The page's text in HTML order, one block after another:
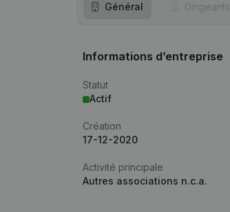
Général Dirigeants
Informations d’entreprise
Statut
Actif
Création
17-12-2020
Activité principale
Autres associations n.c.a.